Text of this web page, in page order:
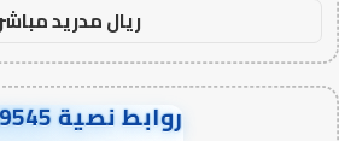
ريال مدريد مباشر
روابط نصية AA89545